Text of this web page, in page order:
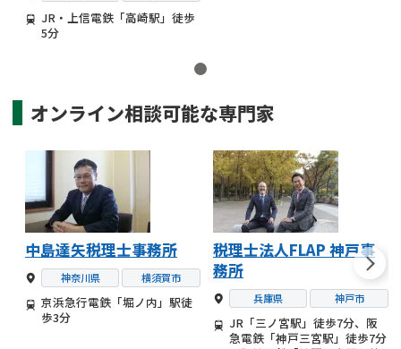
JR・上信電鉄「高崎駅」徒歩
5分
オンライン相談可能な専門家
中島達矢税理士事務所
神奈川県 横須賀市
京浜急行電鉄「堀ノ内」駅徒
歩3分
税理士法人FLAP 神戸事
務所
兵庫県 神戸市
JR「三ノ宮駅」徒歩7分、阪
急電鉄「神戸三宮駅」徒歩7分